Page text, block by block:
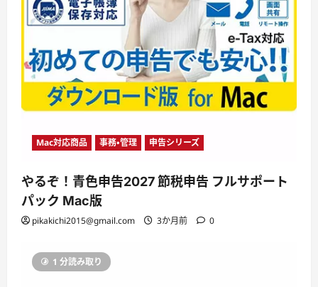
Mac対応商品 事務・管理 申告シリーズ
やるぞ！青色申告2027 節税申告 フルサポート
パック Mac版
pikakichi2015@gmail.com 3か月前 0
1 分読み取り